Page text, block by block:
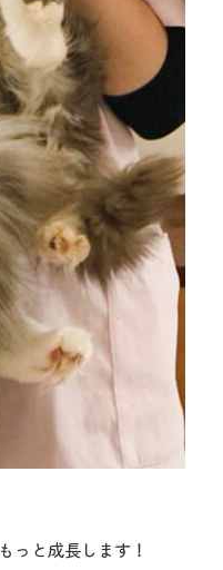
っと成長します！